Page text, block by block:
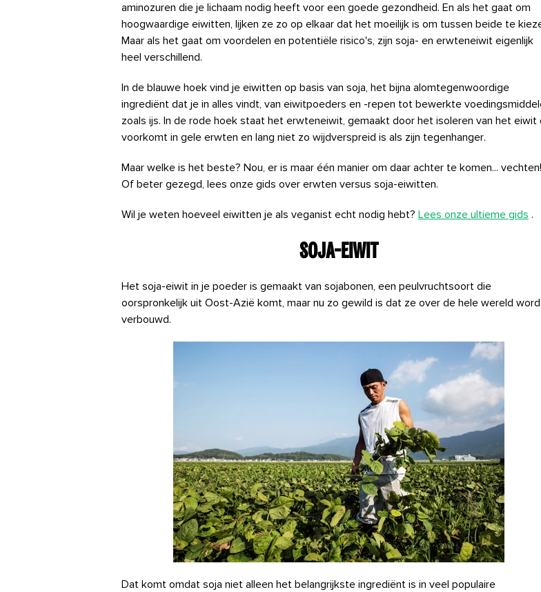
aminozuren die je lichaam nodig heeft voor een goede gezondheid. En als het gaat om
hoogwaardige eiwitten, lijken ze zo op elkaar dat het moeilijk is om tussen beide te
Maar als het gaat om voordelen en potentiële risico's, zijn soja- en erwteneiwit eigenlijk
heel verschillend.
In de blauwe hoek vind je eiwitten op basis van soja, het bijna alomtegenwoordige
ingrediënt dat je in alles vindt, van eiwitpoeders en -repen tot bewerkte
zoals ijs. In de rode hoek staat het erwteneiwit, gemaakt door het isoleren van het eiwit
voorkomt in gele erwten en lang niet zo wijdverspreid is als zijn tegenhanger.
Maar welke is het beste? Nou, er is maar één manier om daar achter te komen... vechten!
Of beter gezegd, lees onze gids over erwten versus soja-eiwitten.
Wil je weten hoeveel eiwitten je als veganist echt nodig hebt? Lees onze ultieme gids .
Soja-eiwit
Het soja-eiwit in je poeder is gemaakt van sojabonen, een peulvruchtsoort die
oorspronkelijk uit Oost-Azië komt, maar nu zo gewild is dat ze over de hele wereld
verbouwd.
Dat komt omdat soja niet alleen het belangrijkste ingrediënt is in veel populaire